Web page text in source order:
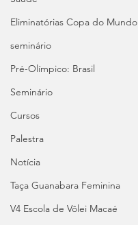
Eliminatórias Copa do Mundo
seminário
Pré-Olímpico: Brasil
Seminário
Cursos
Palestra
Notícia
Taça Guanabara Feminina
V4 Escola de Vôlei Macaé